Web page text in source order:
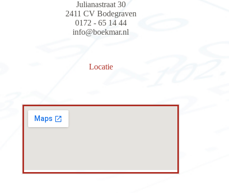
Julianastraat 30
2411 CV Bodegraven
0172 - 65 14 44
info@boekmar.nl
Locatie